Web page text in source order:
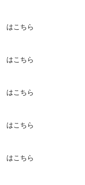
はこちら
はこちら
はこちら
はこちら
はこちら